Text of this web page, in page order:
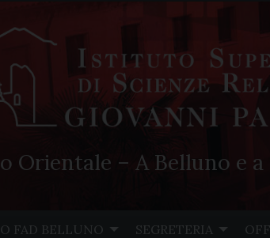
Orientale – A Belluno e
FAD BELLUNO SEGRETERIA